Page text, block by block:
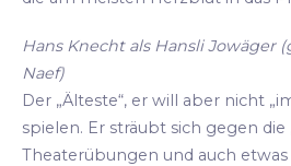
Hans Knecht als Hansli Jowäger
Naef)
Der „Älteste“, er will aber nicht
spielen. Er sträubt sich gegen die
Theaterübungen und auch etwas